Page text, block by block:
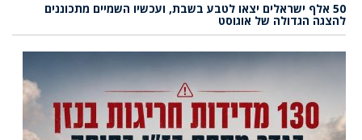
50 אלף ישראלים יצאו לטבע בשבת, ועכשיו השמיים מתכוננים
להצגה הגדולה של אוגוסט